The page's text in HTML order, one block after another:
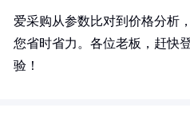
爱采购从参数比对到价格分析
您省时省力。各位老板，赶快
验！